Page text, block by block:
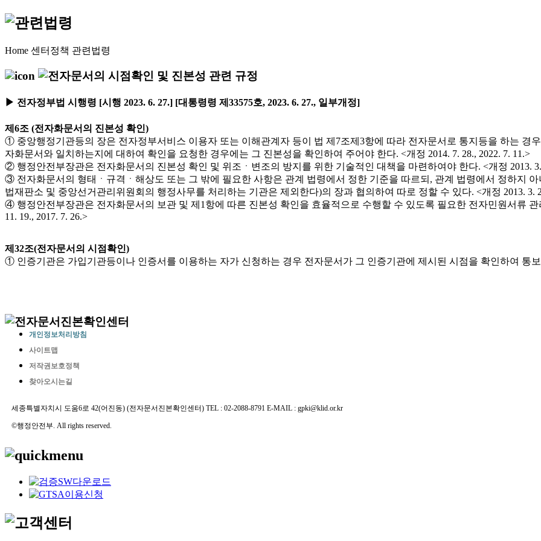
Home 센터정책 관련법령
▶ 전자정부법 시행령 [시행 2023. 6. 27.] [대통령령 제33575호, 2023. 6. 27., 일부개정]
제6조 (전자화문서의 진본성 확인)
① 중앙행정기관등의 장은 전자정부서비스 이용자 또는 이해관계자 등이 법 제7조제3항에 따라 전자문서로 통지등을 하는 경
자화문서와 일치하는지에 대하여 확인을 요청한 경우에는 그 진본성을 확인하여 주어야 한다. <개정 2014. 7. 28., 2022. 7. 11.>
② 행정안전부장관은 전자화문서의 진본성 확인 및 위조ㆍ변조의 방지를 위한 기술적인 대책을 마련하여야 한다. <개정 2013. 3.
③ 전자화문서의 형태ㆍ규격ㆍ해상도 또는 그 밖에 필요한 사항은 관계 법령에서 정한 기준을 따르되, 관계 법령에서 정하지
법재판소 및 중앙선거관리위원회의 행정사무를 처리하는 기관은 제외한다)의 장과 협의하여 따로 정할 수 있다. <개정 2013. 3.
④ 행정안전부장관은 전자화문서의 보관 및 제1항에 따른 진본성 확인을 효율적으로 수행할 수 있도록 필요한 전자민원서류 관
11. 19., 2017. 7. 26.>
제32조(전자문서의 시점확인)
① 인증기관은 가입기관등이나 인증서를 이용하는 자가 신청하는 경우 전자문서가 그 인증기관에 제시된 시점을 확인하여 통
개인정보처리방침
사이트맵
저작권보호정책
찾아오시는길
세종특별자치시 도움6로 42(어진동) (전자문서진본확인센터) TEL : 02-2088-8791 E-MAIL : gpki@klid.or.kr
©행정안전부. All rights reserved.